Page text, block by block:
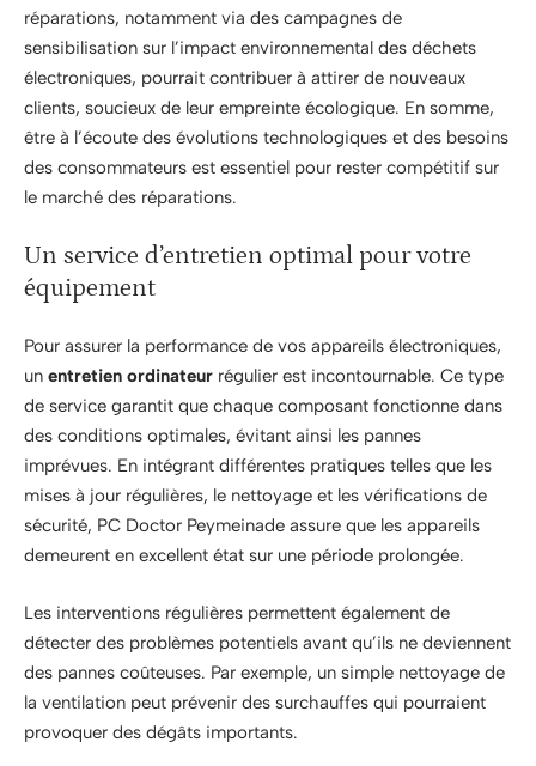
réparations, notamment via des campagnes de
sensibilisation sur l’impact environnemental des déchets
électroniques, pourrait contribuer à attirer de nouveaux
clients, soucieux de leur empreinte écologique. En somme,
être à l’écoute des évolutions technologiques et des besoins
des consommateurs est essentiel pour rester compétitif sur
le marché des réparations.
Un service d’entretien optimal pour votre
équipement
Pour assurer la performance de vos appareils électroniques,
un entretien ordinateur régulier est incontournable. Ce type
de service garantit que chaque composant fonctionne dans
des conditions optimales, évitant ainsi les pannes
imprévues. En intégrant différentes pratiques telles que les
mises à jour régulières, le nettoyage et les vérifications de
sécurité, PC Doctor Peymeinade assure que les appareils
demeurent en excellent état sur une période prolongée.
Les interventions régulières permettent également de
détecter des problèmes potentiels avant qu’ils ne deviennent
des pannes coûteuses. Par exemple, un simple nettoyage de
la ventilation peut prévenir des surchauffes qui pourraient
provoquer des dégâts importants.